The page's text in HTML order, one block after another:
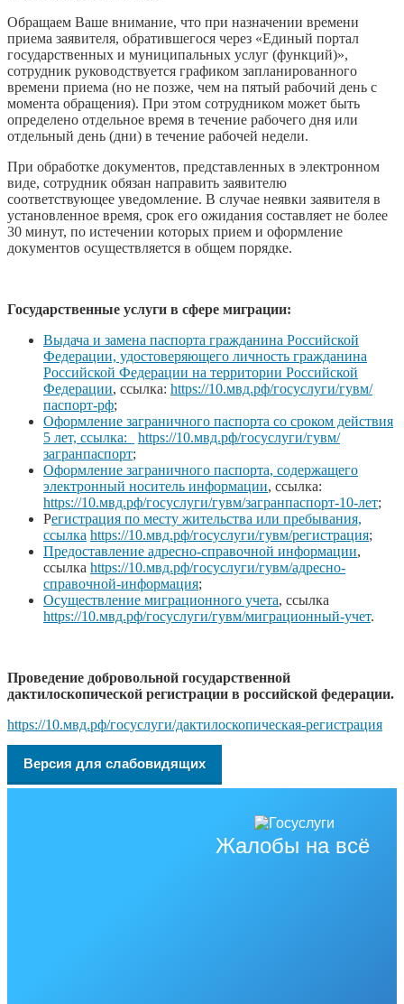
Обращаем Ваше внимание, что при назначении времени
приема заявителя, обратившегося через «Единый портал
государственных и муниципальных услуг (функций)»,
сотрудник руководствуется графиком запланированного
времени приема (но не позже, чем на пятый рабочий день с
момента обращения). При этом сотрудником может быть
определено отдельное время в течение рабочего дня или
отдельный день (дни) в течение рабочей недели.
При обработке документов, представленных в электронном
виде, сотрудник обязан направить заявителю
соответствующее уведомление. В случае неявки заявителя в
установленное время, срок его ожидания составляет не более
30 минут, по истечении которых прием и оформление
документов осуществляется в общем порядке.
Государственные услуги в сфере миграции:
Выдача и замена паспорта гражданина Российской
Федерации, удостоверяющего личность гражданина
Российской Федерации на территории Российской
Федерации, ссылка: https://10.мвд.рф/госуслуги/гувм/
паспорт-рф;
Оформление заграничного паспорта со сроком действия
5 лет, ссылка:
https://10.мвд.рф/госуслуги/гувм/
загранпаспорт;
Оформление заграничного паспорта, содержащего
электронный носитель информации, ссылка:
https://10.мвд.рф/госуслуги/гувм/загранпаспорт-10-лет;
Регистрация по месту жительства или пребывания,
ссылка https://10.мвд.рф/госуслуги/гувм/регистрация;
Предоставление адресно-справочной информации,
ссылка https://10.мвд.рф/госуслуги/гувм/адресно-
справочной-информация;
Осуществление миграционного учета, ссылка
https://10.мвд.рф/госуслуги/гувм/миграционный-учет.
Проведение добровольной государственной
дактилоскопической регистрации в российской федерации.
https://10.мвд.рф/госуслуги/дактилоскопическая-регистрация
Версия для слабовидящих
Жалобы на всё